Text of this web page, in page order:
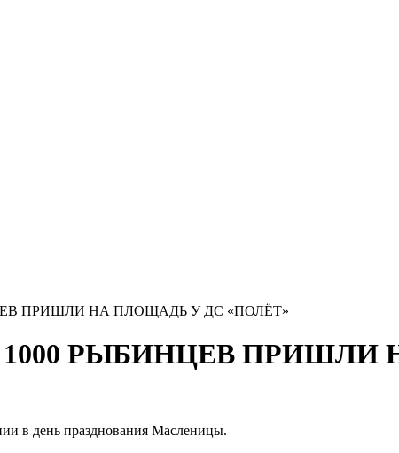
ПРИШЛИ НА ПЛОЩАДЬ У ДС «ПОЛЁТ»
РЫБИНЦЕВ ПРИШЛИ
в день празднования Масленицы.